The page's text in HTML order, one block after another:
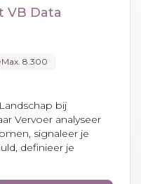
VB Data
Max. 8.300
bij
Vervoer analyseer
signaleer je
definieer je